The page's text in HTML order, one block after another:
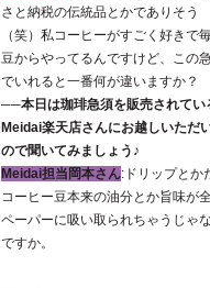
さと納税の伝統品とかでありそう
（笑）私コーヒーがすごく好きで
豆からやってるんですけど、この
でいれると一番何が違いますか？
──本日は珈琲急須を販売されてい
Meidai楽天店さんにお越しいただ
ので聞いてみましょう♪
Meidai担当岡本さん:ドリップとか
コーヒー豆本来の油分とか旨味が
ペーパーに吸い取られちゃうじゃ
ですか。